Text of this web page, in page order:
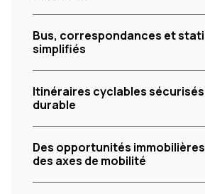
Bus, correspondances et
simplifiés
Itinéraires cyclables
durable
Des opportunités
des axes de mobilité